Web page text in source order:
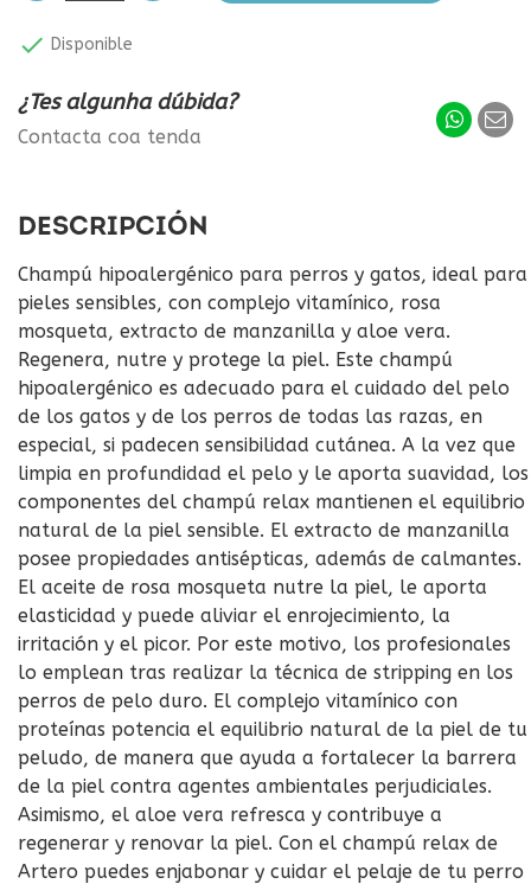
 Disponible
¿Tes algunha dúbida?
Contacta coa tenda
DESCRIPCIÓN
Champú hipoalergénico para perros y gatos, ideal para
pieles sensibles, con complejo vitamínico, rosa
mosqueta, extracto de manzanilla y aloe vera.
Regenera, nutre y protege la piel. Este champú
hipoalergénico es adecuado para el cuidado del pelo
de los gatos y de los perros de todas las razas, en
especial, si padecen sensibilidad cutánea. A la vez que
limpia en profundidad el pelo y le aporta suavidad, los
componentes del champú relax mantienen el equilibrio
natural de la piel sensible. El extracto de manzanilla
posee propiedades antisépticas, además de calmantes.
El aceite de rosa mosqueta nutre la piel, le aporta
elasticidad y puede aliviar el enrojecimiento, la
irritación y el picor. Por este motivo, los profesionales
lo emplean tras realizar la técnica de stripping en los
perros de pelo duro. El complejo vitamínico con
proteínas potencia el equilibrio natural de la piel de tu
peludo, de manera que ayuda a fortalecer la barrera
de la piel contra agentes ambientales perjudiciales.
Asimismo, el aloe vera refresca y contribuye a
regenerar y renovar la piel. Con el champú relax de
Artero puedes enjabonar y cuidar el pelaje de tu perro